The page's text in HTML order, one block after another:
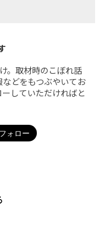
。取材時のこぼれ話
どをもつぶやいてお
していただければと